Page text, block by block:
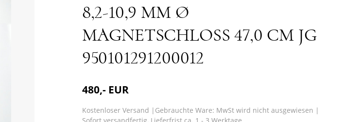
8,2-10,9 MM Ø
MAGNETSCHLOSS 47,0 CM JG
950101291200012
480,- EUR
Kostenloser Versand | Gebrauchte Ware: MwSt wird nicht ausgewiesen |